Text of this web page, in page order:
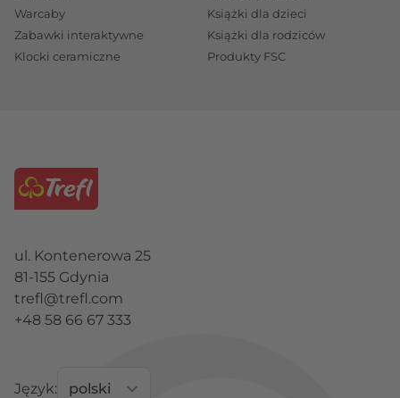
Warcaby
Zabawki interaktywne
Klocki ceramiczne
Książki dla dzieci
Książki dla rodziców
Produkty FSC
ul. Kontenerowa 25
81-155 Gdynia
trefl@trefl.com
+48 58 66 67 333
Język: